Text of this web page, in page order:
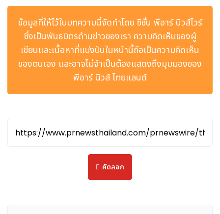
ท่ามกลางอากาศร้อนระอุในฤดูร้อน ณ สนามแข่งระดับ FIA Grade
1 อันโด่งดัง ทีมได้แสดงให้เห็นศักยภาพที่แท้จริงของรถ Geely
Preface TCR โดยฮีโร่เจ้าถิ่นอย่าง Yann Ehrlacher คว้าอันดับ
สองอย่างยอดเยี่ยมใน Race 1 ขณะที่ Ma Qinghua และ
Santiago Urrutia คว้าสองตำแหน่งบนโพเดียมใน Race 2
ปิดฉากสุดสัปดาห์อันดุเดือดนี้ไปได้
รถแข่ง Geely Preface TCR ใช้สถาปัตยกรรม CMA เดียวกับ
รถยนต์ที่ผลิตเพื่อจำหน่ายทั่วไป ทำให้สมรรถนะการควบคุมระดับรถ
เมื่อเดือนมิถุนายนที่ผ่านมา Geely ได้จัดงาน Discovery Tour
ตกลงความร่วมมือกับร้านค้าปลีก 60 แห่ง เพื่อสร้างเครือข่ายการ
ข้อมูลที่ให้ไว้ในบทความนี้จัดทำโดย ซิชั่น พีอาร์ นิวส์ไวร์
ซึ่งเป็นพันธมิตรด้านข่าวของเรา ความคิดเห็นของผู้
เขียนและเนื้อหาที่แบ่งปันในหน้านี้ถือเป็นความคิดเห็น
ของตนเอง และอาจไม่จำเป็นต้องแสดงถึงมุมมองของ
พีอาร์ นิวส์ ไทยแลนด์
คัดลอก